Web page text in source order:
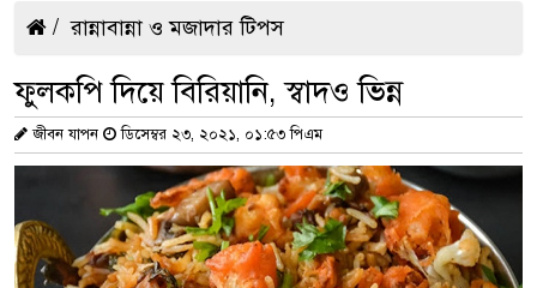
রান্নাবান্না ও মজাদার টিপস
ফুলকপি দিয়ে বিরিয়ানি, স্বাদও ভিন্ন
জীবন যাপন ডিসেম্বর ২৩, ২০২১, ০১:৫৩ পিএম